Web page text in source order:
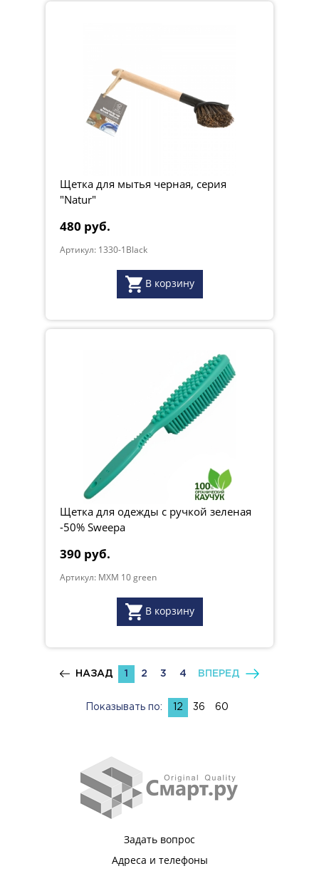
Щетка для мытья черная, серия
"Natur"
480 руб.
Артикул: 1330-1Black
В корзину
Щетка для одежды с ручкой зеленая
-50% Sweepa
390 руб.
Артикул: MXM 10 green
В корзину
НАЗАД 1 2 3 4 ВПЕРЕД
Показывать по: 12 36 60
Задать вопрос
Адреса и телефоны